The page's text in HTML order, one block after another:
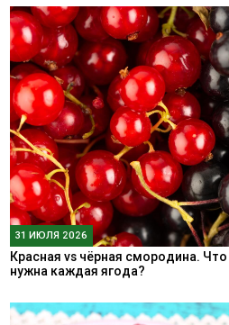
31 ИЮЛЯ 2026
Красная vs чёрная смородина.
нужна каждая ягода?